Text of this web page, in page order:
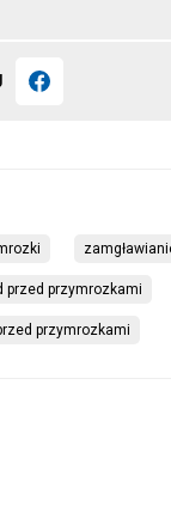
przed przymrozkami
przymrozkami